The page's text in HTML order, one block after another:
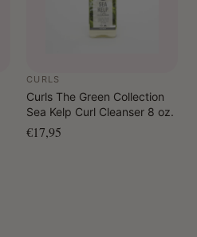
CURLS
Curls The Green Collection
Sea Kelp Curl Cleanser 8 oz.
€17,95